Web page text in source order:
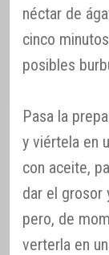
néctar de
cinco
posibles
Pasa la
y viértela en
con aceite,
dar el grosor
pero, de
verterla en